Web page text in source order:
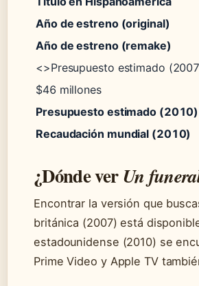
Año de estreno (original)
Año de estreno (remake)
<>Presupuesto estimado
$46 millones
Presupuesto estimado (2010)
Recaudación mundial (2010)
¿Dónde verUn
Encontrar la versión que
británica (2007) está
estadounidense (2010) se
Prime Video y Apple TV